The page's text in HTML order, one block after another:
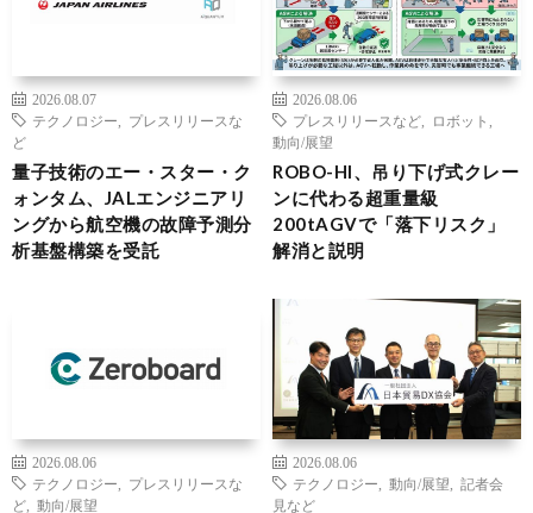
2026.08.07
テクノロジー
プレスリリースな
ど
量子技術のエー・スター・ク
ォンタム、JALエンジニアリ
ングから航空機の故障予測分
析基盤構築を受託
2026.08.06
プレスリリースなど
ロボット
動向/展望
ROBO-HI、吊り下げ式クレー
ンに代わる超重量級
200tAGVで「落下リスク」
解消と説明
2026.08.06
テクノロジー
プレスリリースな
ど
動向/展望
2026.08.06
テクノロジー
動向/展望
記者会
見など